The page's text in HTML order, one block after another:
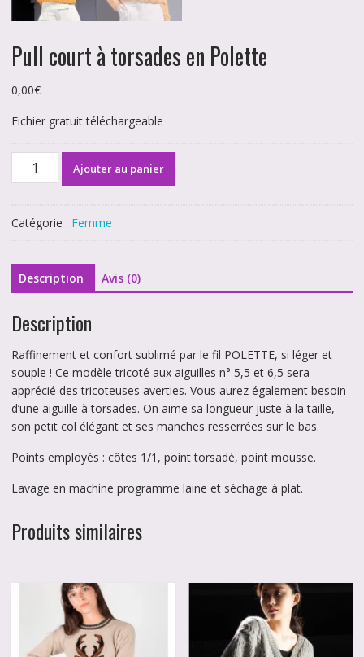
Pull court à torsades en Polette
0,00€
Fichier gratuit téléchargeable
quantité
à
en
Polette
Ajouter au panier
Catégorie : Femme
Description Avis (0)
Description
Raffinement et confort sublimé par le fil POLETTE, si léger et
souple ! Ce modèle tricoté aux aiguilles n° 5,5 et 6,5 sera
apprécié des tricoteuses averties. Vous aurez également besoin
d’une aiguille à torsades. On aime sa longueur juste à la taille,
son petit col élégant et ses manches resserrées sur le bas.
Points employés : côtes 1/1, point torsadé, point mousse.
Lavage en machine programme laine et séchage à plat.
Produits similaires